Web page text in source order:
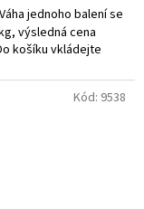
jednoho balení se
výsledná cena
košíku vkládejte
Kód: 9538